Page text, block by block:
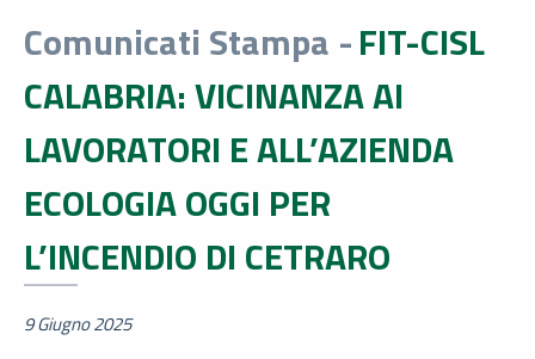
Comunicati Stampa -FIT-CISL
CALABRIA: VICINANZA AI
LAVORATORI E ALL’AZIENDA
ECOLOGIA OGGI PER
L’INCENDIO DI CETRARO
9 Giugno 2025